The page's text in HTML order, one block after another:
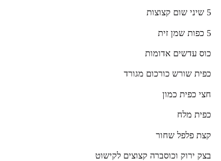
5 שיני שום קצוצות
5 כפות שמן זית
כוס עדשים אדומות
כפית שורש כורכום מגורד
חצי כפית כמון
כפית מלח
קצת פלפל שחור
בצק ירוק וכוסברה קצוצים לקישוט